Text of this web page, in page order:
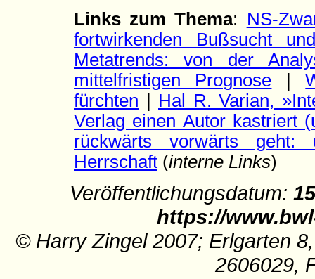
Links zum Thema: NS-
fortwirkenden Bußsucht
Metatrends: von der
mittelfristigen Prognose |
fürchten
Hal R. Varian,
Verlag einen Autor kastriert
rückwärts vorwärts geht:
Herrschaft (interne Links)
Veröffentlichungsdatum:
https://
© Harry Zingel 2007; Erlgarten
2606029,